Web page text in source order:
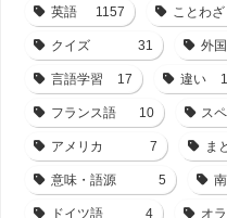
英語 1157 ことわ
クイズ 31 外
言語学習 17 違い
フランス語 10 ス
アメリカ 7 ま
意味・語源 5
ドイツ語 4 オ